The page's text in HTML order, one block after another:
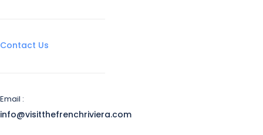
Contact Us
Email :
info@visitthefrenchriviera.com